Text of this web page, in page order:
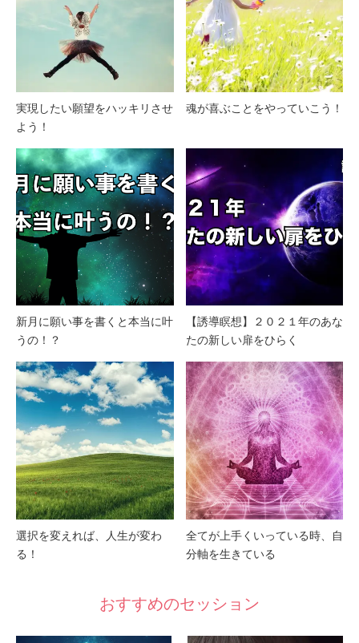
実現したい願望をハッキリさせ
よう！
魂が喜ぶことをやっていこう！
新月に願い事を書くと本当に叶
うの！？
【誘導瞑想】２０２１年のあな
たの新しい扉をひらく
選択を変えれば、人生が変わ
る！
全てが上手くいっている時、自
分軸を生きている
おすすめのセッション